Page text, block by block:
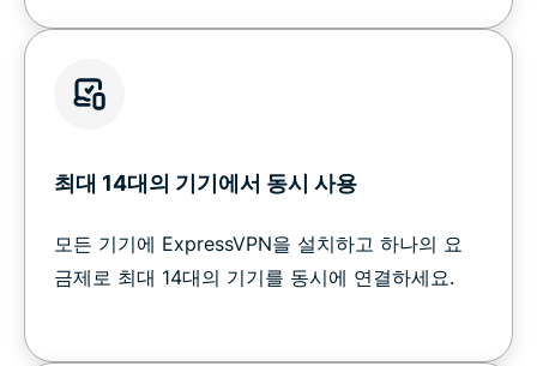
최대 14대의 기기에서 동시 사용
모든 기기에 ExpressVPN을 설치하고 하나의 요
금제로 최대 14대의 기기를 동시에 연결하세요.